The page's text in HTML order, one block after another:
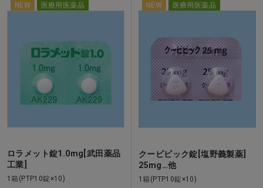
NEW 医療用医薬品
ロラメット錠1.0mg[武田薬品
工業]
1箱(PTP10錠×10)
NEW 医療用医薬品
クービビック錠[塩野義製薬]
25mg…他
1箱(PTP10錠×10)